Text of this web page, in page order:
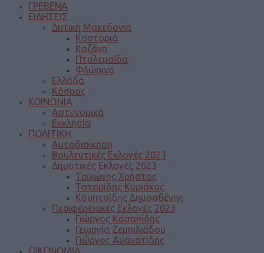
ΓΡΕΒΕΝΑ
ΕΙΔΗΣΕΙΣ
Δυτική Μακεδονία
Καστοριά
Κοζάνη
Πτολεμαΐδα
Φλώρινα
Ελλάδα
Κόσμος
ΚΟΙΝΩΝΙΑ
Αστυνομικά
Εκκλησία
ΠΟΛΙΤΙΚΗ
Αυτοδιοίκηση
Βουλευτικές Εκλογές 2023
Δημοτικές Εκλογές 2023
Τριγώνης Χρήστος
Ταταρίδης Κυριάκος
Κουπτσίδης Δημοσθένης
Περιφερειακές Εκλογές 2023
Γιώργος Κασαπίδης
Γεωργία Ζεμπιλιάδου
Γιώργος Αμανατίδης
ΟΙΚΟΝΟΜΙΑ